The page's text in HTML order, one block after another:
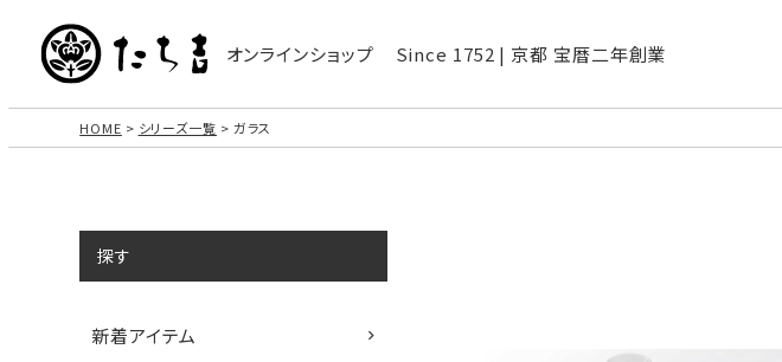
オンラインショップ Since 1752 | 京都 宝暦二年創業
HOME シリーズ一覧 ガラス
探す
新着アイテム